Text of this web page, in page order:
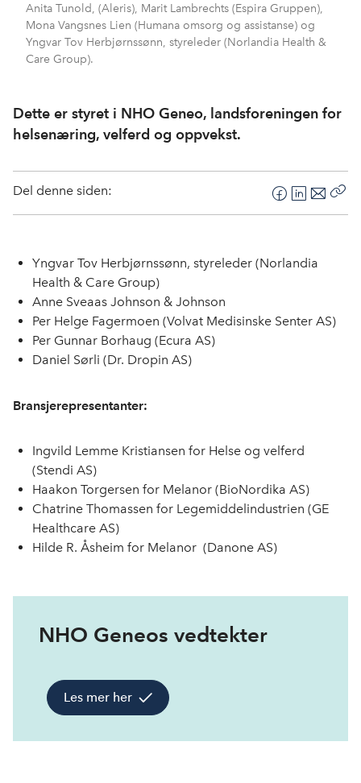
Anita Tunold, (Aleris), Marit Lambrechts (Espira Gruppen),
Mona Vangsnes Lien (Humana omsorg og assistanse) og
Yngvar Tov Herbjørnssønn, styreleder (Norlandia Health &
Care Group).
Dette er styret i NHO Geneo, landsforeningen for
helsenæring, velferd og oppvekst.
Del denne siden:
F
e
o
L
k
I
E
o
Yngvar Tov Herbjørnssønn, styreleder (Norlandia
Health & Care Group)
Anne Sveaas Johnson & Johnson
Per Helge Fagermoen (Volvat Medisinske Senter AS)
Per Gunnar Borhaug (Ecura AS)
Daniel Sørli (Dr. Dropin AS)
Bransjerepresentanter:
Ingvild Lemme Kristiansen for Helse og velferd
(Stendi AS)
Haakon Torgersen for Melanor (BioNordika AS)
Chatrine Thomassen for Legemiddelindustrien (GE
Healthcare AS)
Hilde R. Åsheim for Melanor (Danone AS)
NHO Geneos vedtekter
Les mer her